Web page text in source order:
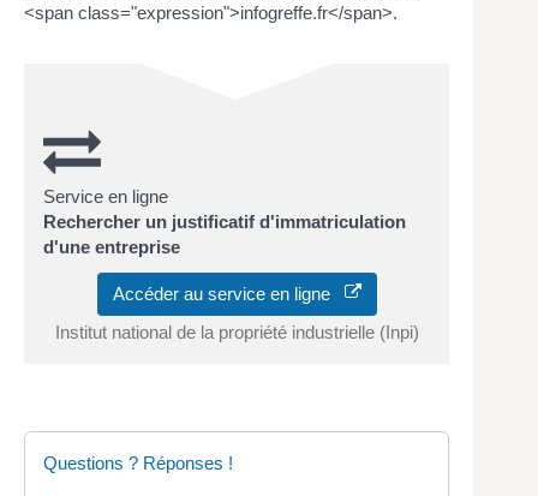
<span class="expression">infogreffe.fr</span>.
Service en ligne
Rechercher un justificatif d'immatriculation
d'une entreprise
Accéder au service en ligne
Institut national de la propriété industrielle (Inpi)
Questions ? Réponses !